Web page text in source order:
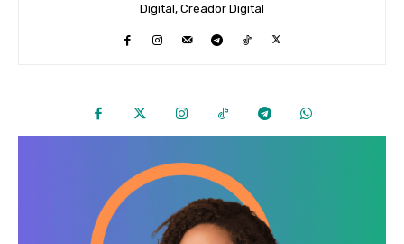
Digital, Creador Digital